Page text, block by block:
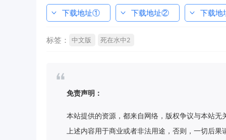
下载地址① 下载地址② 下载
标签： 中文版 死在水中2
免责声明：
本站提供的资源，都来自网络，版权争议与本站
上述内容用于商业或者非法用途，否则，一切后